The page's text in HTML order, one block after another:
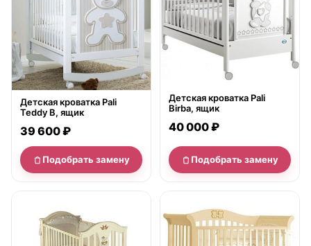
Детская кроватка Pali
Teddy B, ящик
39 600 ₽
Подобрать замену
Детская кроватка Pali
Birba, ящик
40 000 ₽
Подобрать замену